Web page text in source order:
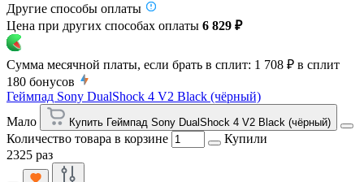
Другие способы оплаты
Цена при других способах оплаты 6 829 ₽
Сумма месячной платы, если брать в сплит: 1 708 ₽ в сплит
180 бонусов
Геймпад Sony DualShock 4 V2 Black (чёрный)
Мало
Купить Геймпад Sony DualShock 4 V2 Black (чёрный)
Количество товара в корзине
Купили
2325 раз